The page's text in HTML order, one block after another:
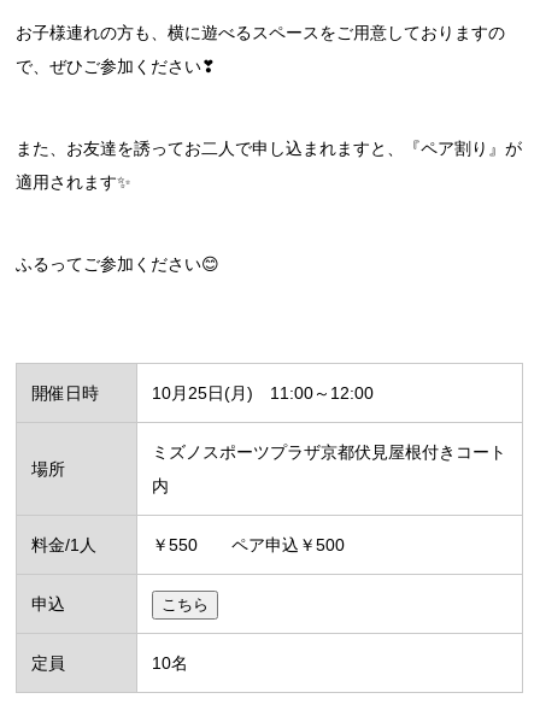
お子様連れの方も、横に遊べるスペースをご用意しておりますの
で、ぜひご参加ください❣
また、お友達を誘ってお二人で申し込まれますと、『ペア割り』が
適用されます✨
ふるってご参加ください😊
開催日時 10月25日(月) 11:00～12:00
場所
ミズノスポーツプラザ京都伏見屋根付きコート
内
料金/1人 ￥550 ペア申込￥500
申込 こちら
定員 10名